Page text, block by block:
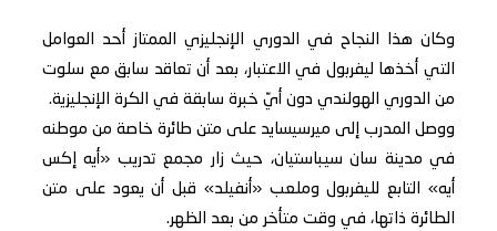
وكان هذا النجاح في الدوري الإنجليزي الممتاز أحد العوامل
التي أخذها ليفربول في الاعتبار، بعد أن تعاقد سابق مع سلوت
من الدوري الهولندي دون أيّ خبرة سابقة في الكرة الإنجليزية.
ووصل المدرب إلى ميرسيسايد على متن طائرة خاصة من موطنه
في مدينة سان سيباستيان، حيث زار مجمع تدريب «أيه إكس
أيه» التابع لليفربول وملعب «أنفيلد» قبل أن يعود على متن
الطائرة ذاتها، في وقت متأخر من بعد الظهر.